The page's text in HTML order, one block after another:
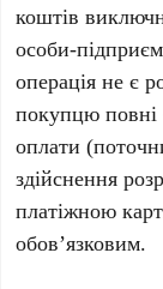
коштів
особи-
операція не є
покупцю повні
оплати
здійснення
платіжною
обов’язковим.